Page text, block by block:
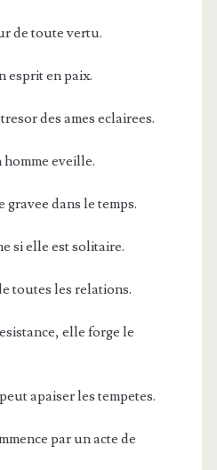
de toute vertu.
esprit en paix.
des ames eclairees.
homme eveille.
gravee dans le temps.
si elle est solitaire.
toutes les relations.
elle forge le
apaiser les tempetes.
par un acte de